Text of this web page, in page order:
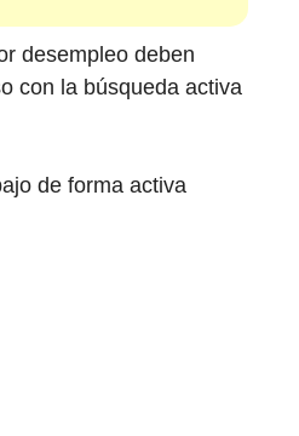
desempleo deben
con la búsqueda activa
de forma activa